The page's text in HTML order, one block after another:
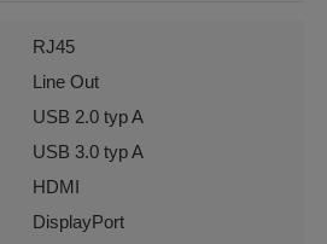
RJ45
Line Out
USB 2.0 typ A
USB 3.0 typ A
HDMI
DisplayPort